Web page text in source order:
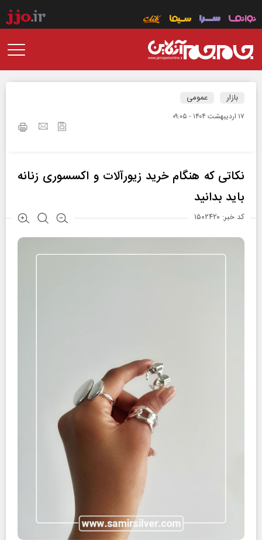
بازار عمومی
۱۷ ارديبهشت ۱۴۰۴ - ۰۹:۰۵
نکاتی که هنگام خرید زیورآلات و اکسسوری زنانه
باید بدانید
کد خبر: ۱۵۰۲۴۲۰